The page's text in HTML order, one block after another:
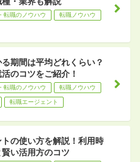
転職のノウハウ 転職ノウハウ
期間は平均どれくらい？
のコツをご紹介！
転職のノウハウ 転職ノウハウ
転職エージェント
の使い方を解説！利用時
い活用方のコツ